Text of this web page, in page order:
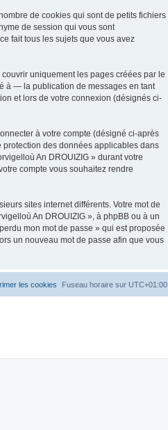
de cookies qui sont de petits fichiers
de session qui vous sont
fait tous les sujets que vous avez
uniquement les pages créées par le
à — la publication de messages en tant
et lors de votre connexion (désignés ci-
à votre compte (désigné ci-après
protection des données applicables dans
An DROUIZIG » durant votre
compte vous souhaitez rendre
sites internet différents. Votre mot de
An DROUIZIG », à phpBB ou à un
mon mot de passe » qui est proposée
un nouveau mot de passe afin que vous
Fuseau horaire sur UTC+01:00
les cookies